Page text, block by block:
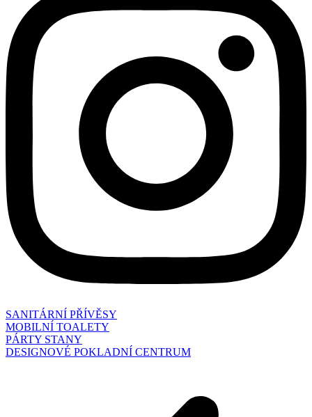
SANITÁRNÍ PŘÍVĚSY
MOBILNÍ TOALETY
PÁRTY STANY
DESIGNOVÉ POKLADNÍ CENTRUM